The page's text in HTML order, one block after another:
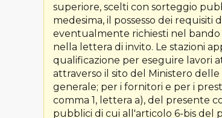
superiore, scelti con sorteggio
medesima, il possesso dei
eventualmente richiesti nel
nella lettera di invito. Le stazioni
qualificazione per eseguire lavori
attraverso il sito del Ministero
generale; per i fornitori e per i
comma 1, lettera a), del presente
pubblici di cui all'articolo 6-bis del